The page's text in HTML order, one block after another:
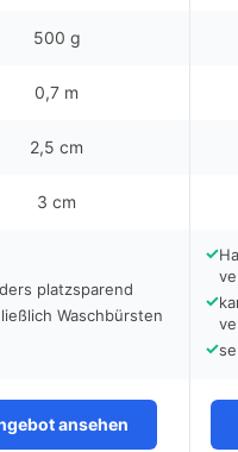
500 g
0,7 m
2,5 cm
3 cm
platzsparend
Waschbürsten
✓
✓
✓
ansehen